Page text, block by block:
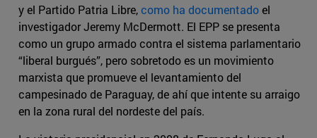
y el Partido Patria Libre,como ha documentadoel
investigador Jeremy McDermott. El EPP se presenta
como un grupo armado contra el sistema parlamentario
“liberal burgués”, pero sobretodo es un movimiento
marxista que promueve el levantamiento del
campesinado de Paraguay, de ahí que intente su arraigo
en la zona rural del nordeste del país.